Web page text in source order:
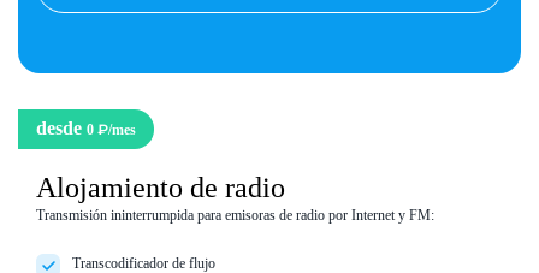
desde 0 ₽/mes
Alojamiento de radio
Transmisión ininterrumpida para emisoras de radio por Internet y FM:
Transcodificador de flujo